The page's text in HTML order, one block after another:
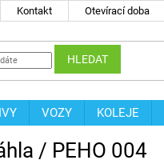
Kontakt Otevírací doba
HLEDAT
VOZY KOLEJE
/ PEHO 004